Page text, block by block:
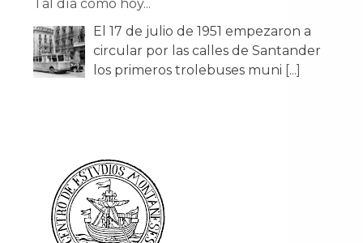
Tal día como hoy...
El 17 de julio de 1951 empezaron a
circular por las calles de Santander
los primeros trolebuses muni [...]